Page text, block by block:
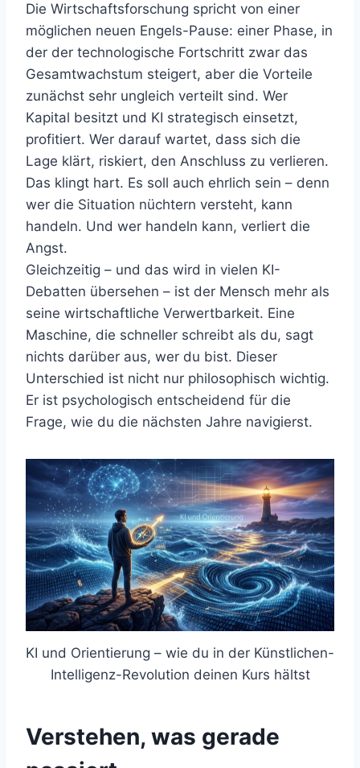
Die Wirtschaftsforschung spricht von einer
möglichen neuen Engels-Pause: einer Phase, in
der der technologische Fortschritt zwar das
Gesamtwachstum steigert, aber die Vorteile
zunächst sehr ungleich verteilt sind. Wer
Kapital besitzt und KI strategisch einsetzt,
profitiert. Wer darauf wartet, dass sich die
Lage klärt, riskiert, den Anschluss zu verlieren.
Das klingt hart. Es soll auch ehrlich sein – denn
wer die Situation nüchtern versteht, kann
handeln. Und wer handeln kann, verliert die
Angst.
Gleichzeitig – und das wird in vielen KI-
Debatten übersehen – ist der Mensch mehr als
seine wirtschaftliche Verwertbarkeit. Eine
Maschine, die schneller schreibt als du, sagt
nichts darüber aus, wer du bist. Dieser
Unterschied ist nicht nur philosophisch wichtig.
Er ist psychologisch entscheidend für die
Frage, wie du die nächsten Jahre navigierst.
KI und Orientierung – wie du in der Künstlichen-
Intelligenz-Revolution deinen Kurs hältst
Verstehen, was gerade